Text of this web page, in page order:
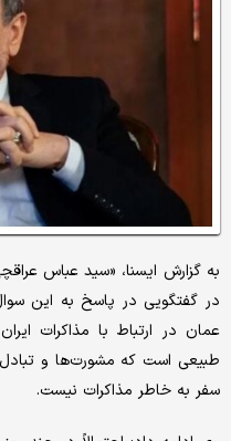
به گزارش ایسنا، «سید عباس
در گفتگویی در پاسخ به این
عمان در ارتباط با مذاکرات
طبیعی است که مشورت‌ها و
سفر به خاطر مذاکرات نیست.